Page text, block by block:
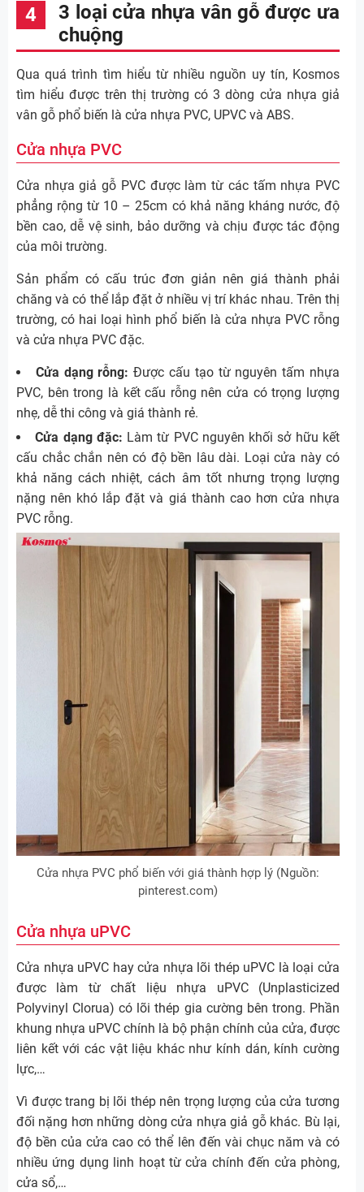
3 loại cửa nhựa vân gỗ được ưa
chuộng
Qua quá trình tìm hiểu từ nhiều nguồn uy tín, Kosmos
tìm hiểu được trên thị trường có 3 dòng cửa nhựa giả
vân gỗ phổ biến là cửa nhựa PVC, UPVC và ABS.
Cửa nhựa PVC
Cửa nhựa giả gỗ PVC được làm từ các tấm nhựa PVC
phẳng rộng từ 10 – 25cm có khả năng kháng nước, độ
bền cao, dễ vệ sinh, bảo dưỡng và chịu được tác động
của môi trường.
Sản phẩm có cấu trúc đơn giản nên giá thành phải
chăng và có thể lắp đặt ở nhiều vị trí khác nhau. Trên thị
trường, có hai loại hình phổ biến là cửa nhựa PVC rỗng
và cửa nhựa PVC đặc.
Cửa dạng rỗng: Được cấu tạo từ nguyên tấm nhựa
PVC, bên trong là kết cấu rỗng nên cửa có trọng lượng
nhẹ, dễ thi công và giá thành rẻ.
Cửa dạng đặc: Làm từ PVC nguyên khối sở hữu kết
cấu chắc chắn nên có độ bền lâu dài. Loại cửa này có
khả năng cách nhiệt, cách âm tốt nhưng trọng lượng
nặng nên khó lắp đặt và giá thành cao hơn cửa nhựa
PVC rỗng.
Cửa nhựa PVC phổ biến với giá thành hợp lý (Nguồn:
pinterest.com)
Cửa nhựa uPVC
Cửa nhựa uPVC hay cửa nhựa lõi thép uPVC là loại cửa
được làm từ chất liệu nhựa uPVC (Unplasticized
Polyvinyl Clorua) có lõi thép gia cường bên trong. Phần
khung nhựa uPVC chính là bộ phận chính của cửa, được
liên kết với các vật liệu khác như kính dán, kính cường
lực,…
Vì được trang bị lõi thép nên trọng lượng của cửa tương
đối nặng hơn những dòng cửa nhựa giả gỗ khác. Bù lại,
độ bền của cửa cao có thể lên đến vài chục năm và có
nhiều ứng dụng linh hoạt từ cửa chính đến cửa phòng,
cửa sổ,…